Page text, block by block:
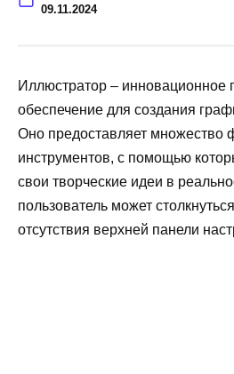
09.11.2024
Иллюстратор – инновационное
обеспечение для создания
Оно предоставляет множество
инструментов, с помощью
свои творческие идеи в
пользователь может
отсутствия верхней панели